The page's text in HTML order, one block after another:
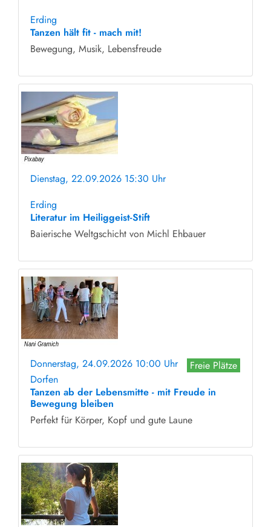
Erding
Tanzen hält fit - mach mit!
Bewegung, Musik, Lebensfreude
Dienstag, 22.09.2026 15:30 Uhr
Erding
Literatur im Heiliggeist-Stift
Baierische Weltgschicht von Michl Ehbauer
Donnerstag, 24.09.2026 10:00 Uhr
Freie Plätze
Dorfen
Tanzen ab der Lebensmitte - mit Freude in
Bewegung bleiben
Perfekt für Körper, Kopf und gute Laune